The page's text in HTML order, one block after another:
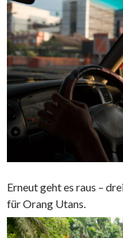
Erneut geht es raus –
für Orang Utans.